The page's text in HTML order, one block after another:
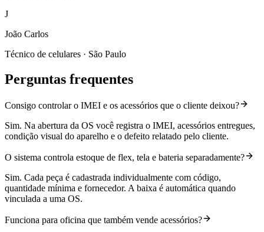
J
João Carlos
Técnico de celulares · São Paulo
Perguntas frequentes
Consigo controlar o IMEI e os acessórios que o cliente deixou?
Sim. Na abertura da OS você registra o IMEI, acessórios entregues,
condição visual do aparelho e o defeito relatado pelo cliente.
O sistema controla estoque de flex, tela e bateria separadamente?
Sim. Cada peça é cadastrada individualmente com código,
quantidade mínima e fornecedor. A baixa é automática quando
vinculada a uma OS.
Funciona para oficina que também vende acessórios?